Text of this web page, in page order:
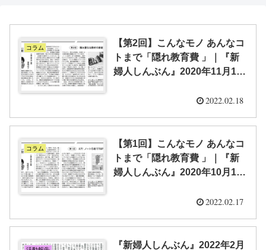
コラム
【第2回】こんなモノ あんなコ
トまで「隠れ教育費 」｜『新
婦人しんぶん』2020年11月12
2022.02.18
コラム
【第1回】こんなモノ あんなコ
トまで「隠れ教育費 」｜『新
婦人しんぶん』2020年10月15
2022.02.17
『新婦人しんぶん』2022年2月